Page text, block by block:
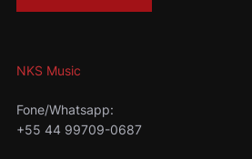
NKS Music
Fone/Whatsapp:
+55 44 99709-0687